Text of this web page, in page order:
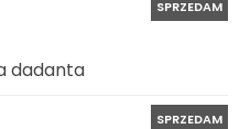
SPRZEDAM
dadanta
SPRZEDAM